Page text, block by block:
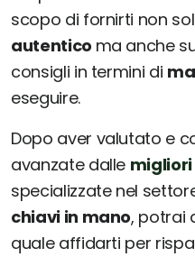
scopo di fornirti non
autentico ma anche
consigli in termini di
eseguire.
Dopo aver valutato e
avanzate dalle
specializzate nel
chiavi in mano, potrai
quale affidarti per